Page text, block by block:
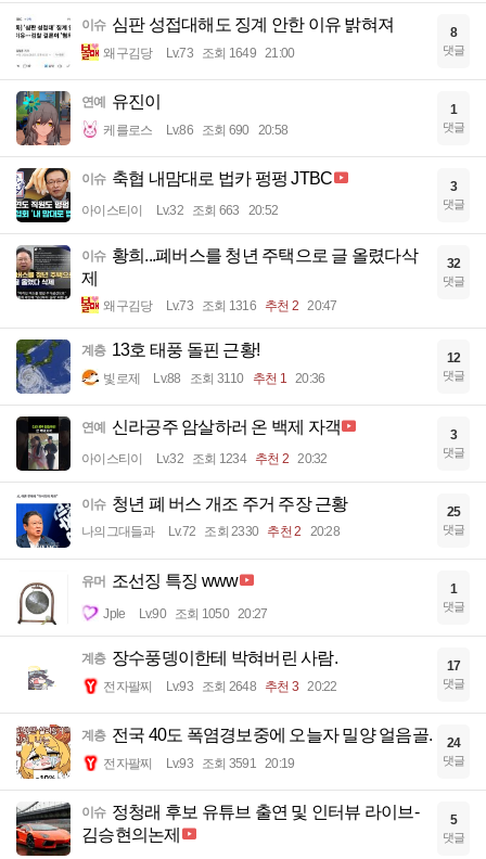
이슈 심판 성접대해도 징계 안한 이유 밝혀져
왜구김당 Lv.73 조회 1649 21:00
8
댓글
연예 유진이
케를로스 Lv.86 조회 690 20:58
1
댓글
이슈 축협 내맘대로 법카 펑펑 JTBC
아이스티이 Lv.32 조회 663 20:52
3
댓글
이슈 황희...폐버스를 청년 주택으로 글 올렸다삭
제
왜구김당 Lv.73 조회 1316 추천 2 20:47
32
댓글
계층 13호 태풍 돌핀 근황!
빛로제 Lv.88 조회 3110 추천 1 20:36
12
댓글
연예 신라공주 암살하러 온 백제 자객
아이스티이 Lv.32 조회 1234 추천 2 20:32
3
댓글
이슈 청년 폐 버스 개조 주거 주장 근황
나의그대들과 Lv.72 조회 2330 추천 2 20:28
25
댓글
유머 조선징 특징 www
Jple Lv.90 조회 1050 20:27
1
댓글
계층 장수풍뎅이한테 박혀버린 사람.
전자팔찌 Lv.93 조회 2648 추천 3 20:22
17
댓글
계층 전국 40도 폭염경보중에 오늘자 밀양 얼음골.
전자팔찌 Lv.93 조회 3591 20:19
24
댓글
이슈 정청래 후보 유튜브 출연 및 인터뷰 라이브-
김승현의논제
5
댓글